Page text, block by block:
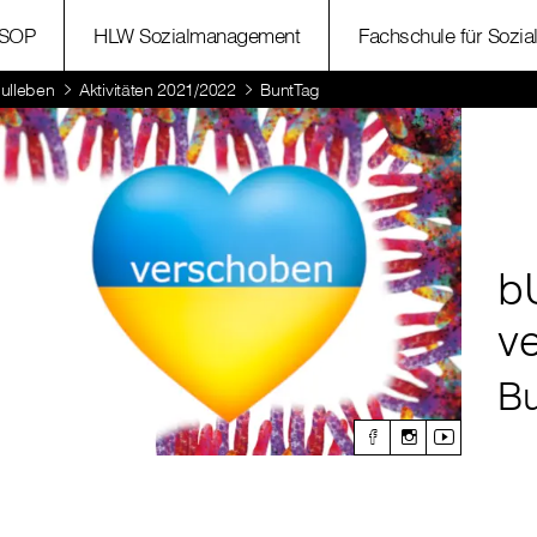
HLW Sozialmanagement Fachschule für
Aktivitäten 2021/2022 BuntTag